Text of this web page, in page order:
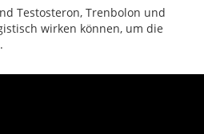
Testosteron, Trenbolon und
wirken können, um die